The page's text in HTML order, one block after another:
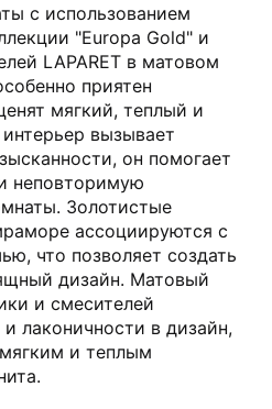
с использованием
"Europa Gold" и
LAPARET в матовом
приятен
мягкий, теплый и
вызывает
он помогает
неповторимую
Золотистые
ассоциируются с
что позволяет создать
дизайн. Матовый
и смесителей
лаконичности в дизайн,
и теплым